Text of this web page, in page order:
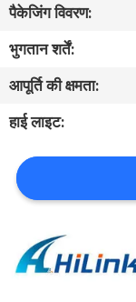
गुणवत्ता
नियंत्रण
हमसे
करें
समाचार
पैकेजिंग विवरण:
भुगतान शर्तें:
आपूर्ति की क्षमता:
हाई लाइट: